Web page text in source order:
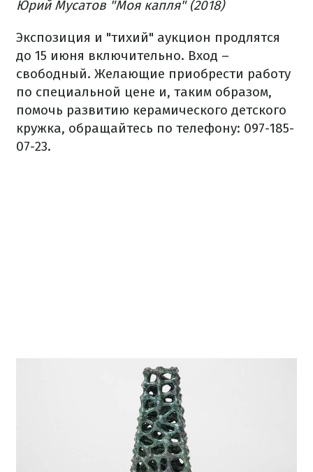
Юрий Мусатов "Моя капля" (2018)
Экспозиция и "тихий" аукцион продлятся
до 15 июня включительно. Вход –
свободный. Желающие приобрести работу
по специальной цене и, таким образом,
помочь развитию керамического детского
кружка, обращайтесь по телефону: 097-185-
07-23.